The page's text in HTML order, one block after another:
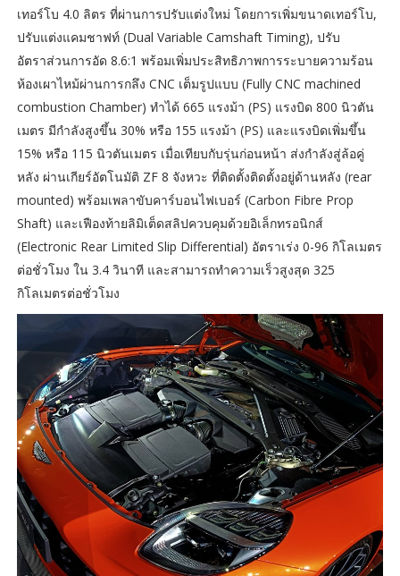
เทอร์โบ 4.0 ลิตร ที่ผ่านการปรับแต่งใหม่ โดยการเพิ่มขนาดเทอร์โบ,
ปรับแต่งแคมชาฟท์ (Dual Variable Camshaft Timing), ปรับ
อัตราส่วนการอัด 8.6:1 พร้อมเพิ่มประสิทธิภาพการระบายความร้อน
ห้องเผาไหม้ผ่านการกลึง CNC เต็มรูปแบบ (Fully CNC machined
combustion Chamber) ทำได้ 665 แรงม้า (PS) แรงบิด 800 นิวตัน
เมตร มีกำลังสูงขึ้น 30% หรือ 155 แรงม้า (PS) และแรงบิดเพิ่มขึ้น
15% หรือ 115 นิวตันเมตร เมื่อเทียบกับรุ่นก่อนหน้า ส่งกำลังสู่ล้อคู่
หลัง ผ่านเกียร์อัตโนมัติ ZF 8 จังหวะ ที่ติดตั้งติดตั้งอยู่ด้านหลัง (rear
mounted) พร้อมเพลาขับคาร์บอนไฟเบอร์ (Carbon Fibre Prop
Shaft) และเฟืองท้ายลิมิเต็ดสลิปควบคุมด้วยอิเล็กทรอนิกส์
(Electronic Rear Limited Slip Differential) อัตราเร่ง 0-96 กิโลเมตร
ต่อชั่วโมง ใน 3.4 วินาที และสามารถทำความเร็วสูงสุด 325
กิโลเมตรต่อชั่วโมง